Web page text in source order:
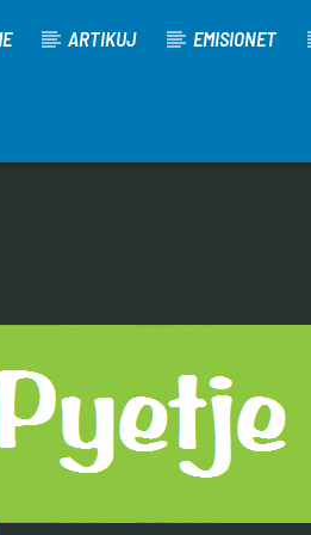
ARTIKUJ EMISIONET